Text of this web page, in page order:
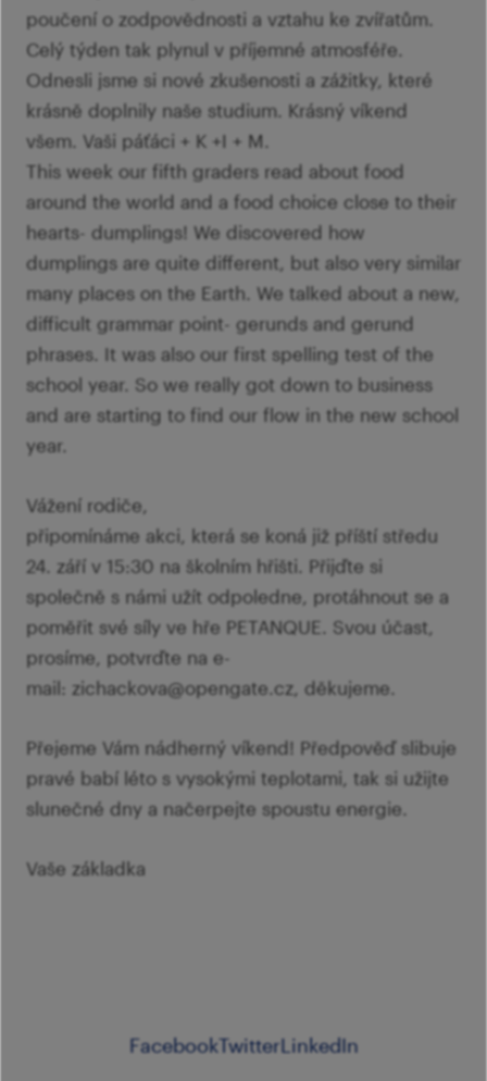
poučení o zodpovědnosti a vztahu ke zvířatům.
Celý týden tak plynul v příjemné atmosféře.
Odnesli jsme si nové zkušenosti a zážitky, které
krásně doplnily naše studium. Krásný víkend
všem. Vaši páťáci + K +I + M.
This week our fifth graders read about food
around the world and a food choice close to their
hearts- dumplings! We discovered how
dumplings are quite different, but also very similar
many places on the Earth. We talked about a new,
difficult grammar point- gerunds and gerund
phrases. It was also our first spelling test of the
school year. So we really got down to business
and are starting to find our flow in the new school
year.
Vážení rodiče,
připomínáme akci, která se koná již příští středu
24. září v 15:30 na školním hřišti. Přijďte si
společně s námi užít odpoledne, protáhnout se a
poměřit své síly ve hře PETANQUE. Svou účast,
prosíme, potvrďte na e-
mail: zichackova@opengate.cz, děkujeme.
Přejeme Vám nádherný víkend! Předpověď slibuje
pravé babí léto s vysokými teplotami, tak si užijte
slunečné dny a načerpejte spoustu energie.
Vaše základka
FacebookTwitterLinkedIn